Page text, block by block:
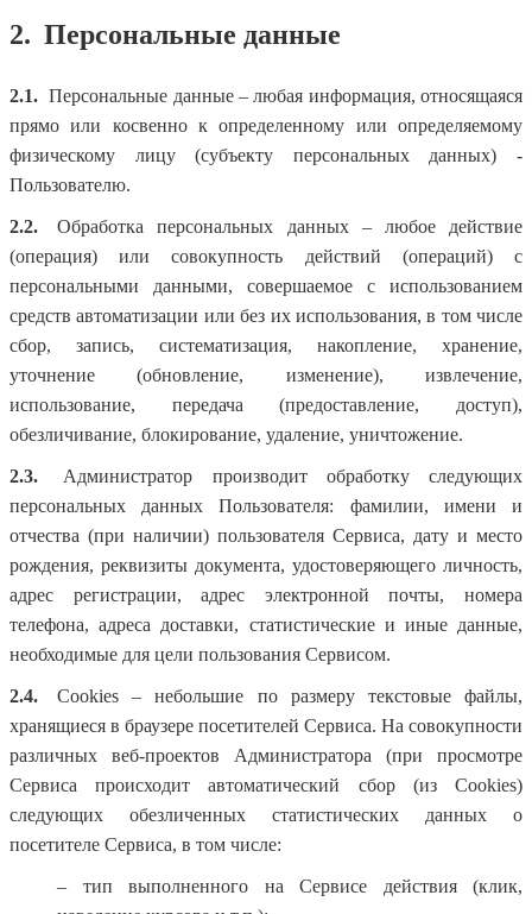
2. Персональные данные
2.1. Персональные данные – любая информация, относящаяся
прямо или косвенно к определенному или определяемому
физическому лицу (субъекту персональных данных) -
Пользователю.
2.2.
Обработка персональных данных – любое действие
(операция) или совокупность действий (операций) с
персональными данными, совершаемое с использованием
средств автоматизации или без их использования, в том числе
сбор, запись, систематизация, накопление, хранение,
уточнение (обновление, изменение), извлечение,
использование, передача (предоставление, доступ),
обезличивание, блокирование, удаление, уничтожение.
2.3.
Администратор производит обработку следующих
персональных данных Пользователя: фамилии, имени и
отчества (при наличии) пользователя Сервиса, дату и место
рождения, реквизиты документа, удостоверяющего личность,
адрес регистрации, адрес электронной почты, номера
телефона, адреса доставки, статистические и иные данные,
необходимые для цели пользования Сервисом.
2.4.
Cookies – небольшие по размеру текстовые файлы,
хранящиеся в браузере посетителей Сервиса. На совокупности
различных веб-проектов Администратора (при просмотре
Сервиса происходит автоматический сбор (из Cookies)
следующих обезличенных статистических данных о
посетителе Сервиса, в том числе:
– тип выполненного на Сервисе действия (клик,